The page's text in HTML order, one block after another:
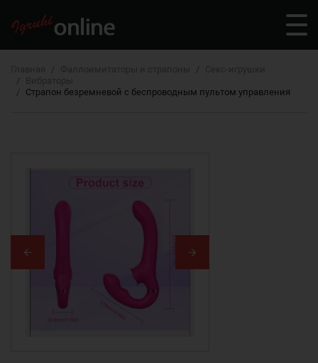
Страпон безремневой с беспроводным пультом управления